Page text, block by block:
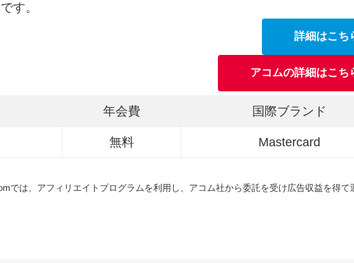
す。
詳細はこち
アコムの詳細はこち
年会費 国際ブランド
無料 Mastercard
では、アフィリエイトプログラムを利用し、アコム社から委託を受け広告収益を得て